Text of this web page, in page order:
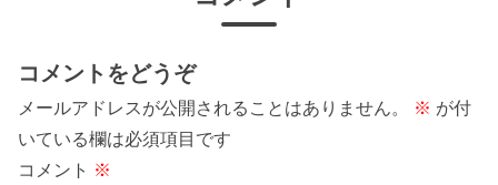
コメントをどうぞ
メールアドレスが公開されることはありません。 ※ が付
いている欄は必須項目です
コメント ※